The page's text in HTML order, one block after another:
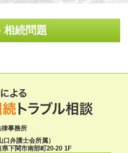
相続問題
事務所
弁護士会所属）
下関市南部町20-20 1F